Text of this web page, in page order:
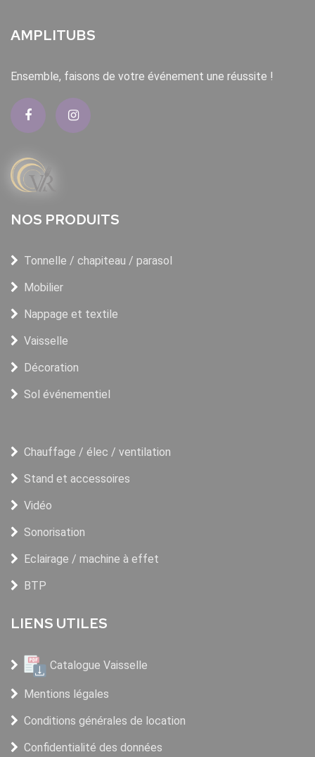
AMPLITUBS
Ensemble, faisons de votre événement une réussite !
NOS PRODUITS
Tonnelle / chapiteau / parasol
Mobilier
Nappage et textile
Vaisselle
Décoration
Sol événementiel
Chauffage / élec / ventilation
Stand et accessoires
Vidéo
Sonorisation
Eclairage / machine à effet
BTP
LIENS UTILES
Catalogue Vaisselle
Mentions légales
Conditions générales de location
Confidentialité des données